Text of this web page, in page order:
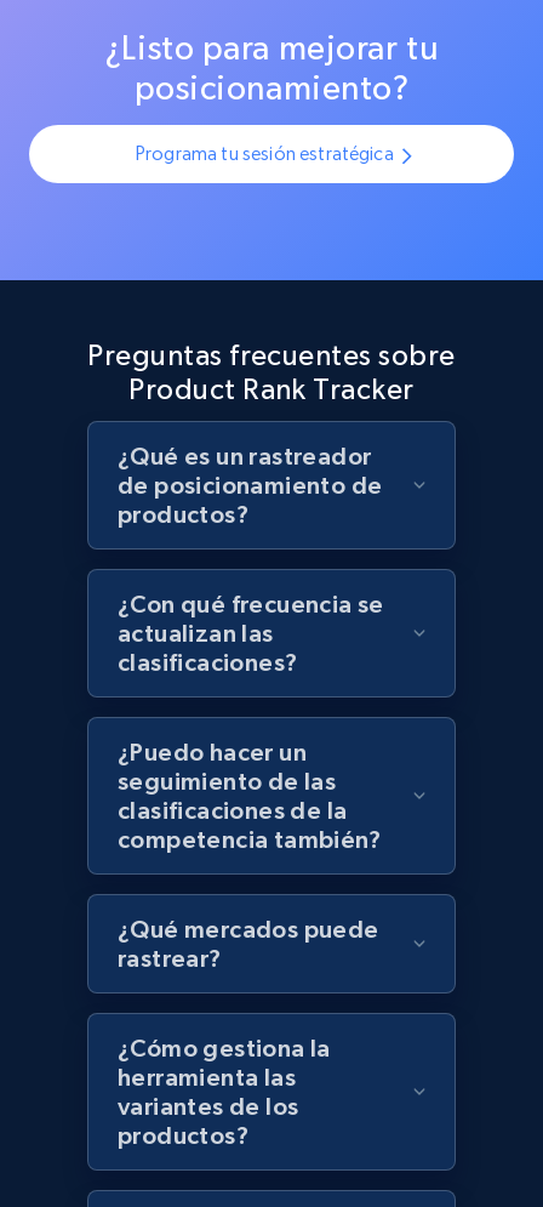
¿Listo para mejorar tu
posicionamiento?
Programa tu sesión estratégica
Preguntas frecuentes sobre
Product Rank Tracker
¿Qué es un rastreador
de posicionamiento de
productos?
¿Con qué frecuencia se
actualizan las
clasificaciones?
¿Puedo hacer un
seguimiento de las
clasificaciones de la
competencia también?
¿Qué mercados puede
rastrear?
¿Cómo gestiona la
herramienta las
variantes de los
productos?